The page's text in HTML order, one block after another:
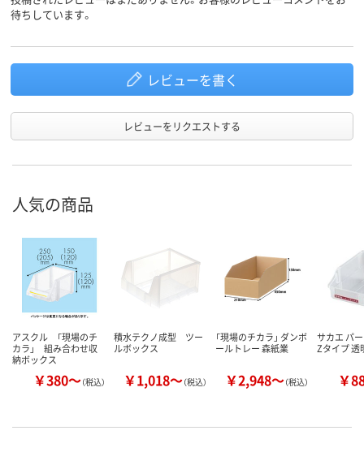
待ちしています。
レビューを書く
レビューをリクエストする
人気の商品
アスクル 「現場のチ
カラ」 組み合わせ収
納ボックス
￥380～（税込）
積水テクノ成型 ツー
ルボックス
￥1,018～（税込）
「現場のチカラ」 ダンボ
ールトレー 森紙業
￥2,948～（税込）
サカエ パ
Zタイプ 透
￥